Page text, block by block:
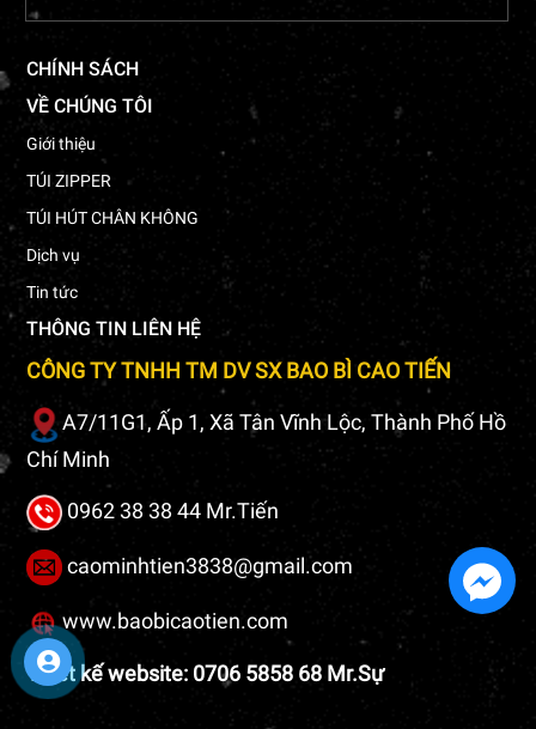
CHÍNH SÁCH
VỀ CHÚNG TÔI
Giới thiệu
TÚI ZIPPER
TÚI HÚT CHÂN KHÔNG
Dịch vụ
Tin tức
THÔNG TIN LIÊN HỆ
CÔNG TY TNHH TM DV SX BAO BÌ CAO TIẾN
A7/11G1, Ấp 1, Xã Tân Vĩnh Lộc, Thành Phố Hồ
Chí Minh
0962 38 38 44 Mr.Tiến
caominhtien3838@gmail.com
www.baobicaotien.com
Thiết kế website: 0706 5858 68 Mr.Sự